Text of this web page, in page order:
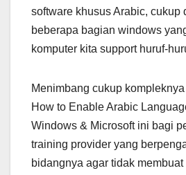
software khusus Arabic, cukup
beberapa bagian windows
komputer kita support huruf-
Menimbang cukup
How to Enable Arabic
Windows & Microsoft ini bagi
training provider yang
bidangnya agar tidak